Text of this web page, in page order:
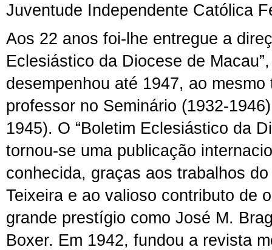
Juventude Independente Católica
Aos 22 anos foi-lhe entregue a
Eclesiástico da Diocese de
desempenhou até 1947, ao mesmo
professor no Seminário (1932-
1945). O “Boletim Eclesiástico da
tornou-se uma publicação
conhecida, graças aos trabalhos
Teixeira e ao valioso contributo de
grande prestígio como José M.
Boxer. Em 1942, fundou a revista